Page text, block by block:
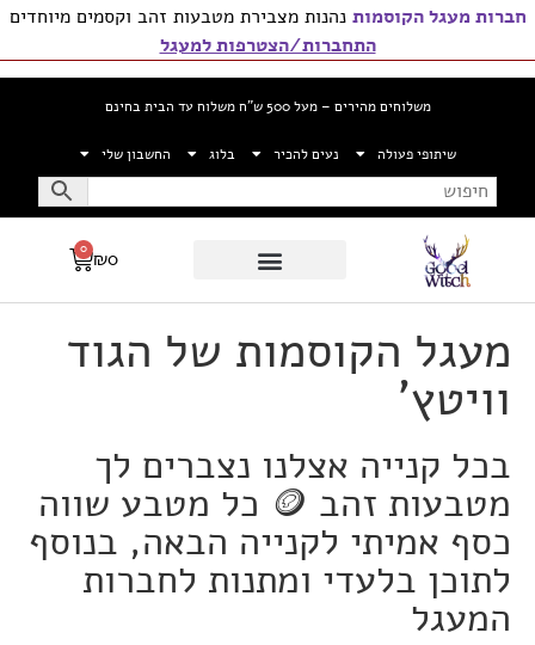
חברות מעגל הקוסמות נהנות מצבירת מטבעות זהב וקסמים מיוחדים
התחברות/הצטרפות למעגל
דילוג
משלוחים מהירים – מעל 500 ש”ח משלוח עד הבית בחינם
שיתופי פעולה נעים להכיר בלוג החשבון שלי
₪0
0
מעגל הקוסמות של הגוד
וויטץ'
בכל קנייה אצלנו נצברים לך
מטבעות זהב 🪙 כל מטבע שווה
כסף אמיתי לקנייה הבאה, בנוסף
לתוכן בלעדי ומתנות לחברות
המעגל